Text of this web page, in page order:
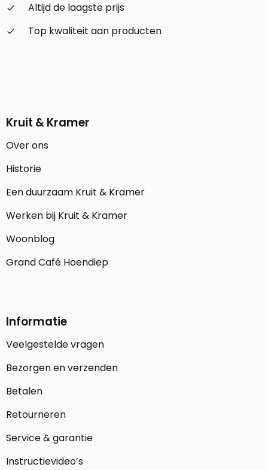
check_small
Altijd de laagste prijs
check_small
Top kwaliteit aan producten
Kruit & Kramer
Over ons
Historie
Een duurzaam Kruit & Kramer
Werken bij Kruit & Kramer
Woonblog
Grand Café Hoendiep
Informatie
Veelgestelde vragen
Bezorgen en verzenden
Betalen
Retourneren
Service & garantie
Instructievideo’s